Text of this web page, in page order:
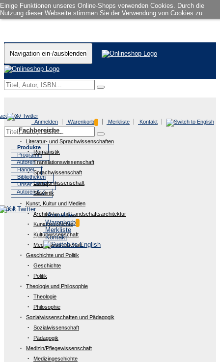
Einige Funktionen unseres Online-Shops verwenden Cookies. Durch die
Nutzung dieser Webseite stimmen Sie der Verwendung von Cookies zu.
Navigation ein-/ausblenden
Anmelden Warenkorb Merkliste Kontakt
Produkte
Programm
Autoren
Handel
Bibliotheken
Unser Verlag
Autoren A-Z
Anmelden
Warenkorb
Merkliste
Kontakt
Fachbereiche
Literatur- und Sprachwissenschaften
Romanistik
Translationswissenschaft
Sprachwissenschaft
Literaturwissenschaft
Slawistik
Kunst, Kultur und Medien
Architektur und Landschaftsarchitektur
Kunstgeschichte
Kulturwissenschaft
Medienwissenschaft
Geschichte und Politik
Geschichte
Politik
Theologie und Philosophie
Theologie
Philosophie
Sozialwissenschaften und Pädagogik
Sozialwissenschaft
Pädagogik
Medizin/Pflegewissenschaft
Medizingeschichte